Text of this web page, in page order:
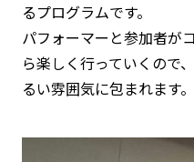
るプログラムです。
パフォーマーと参加者が
ら楽しく行っていくので
るい雰囲気に包まれます。